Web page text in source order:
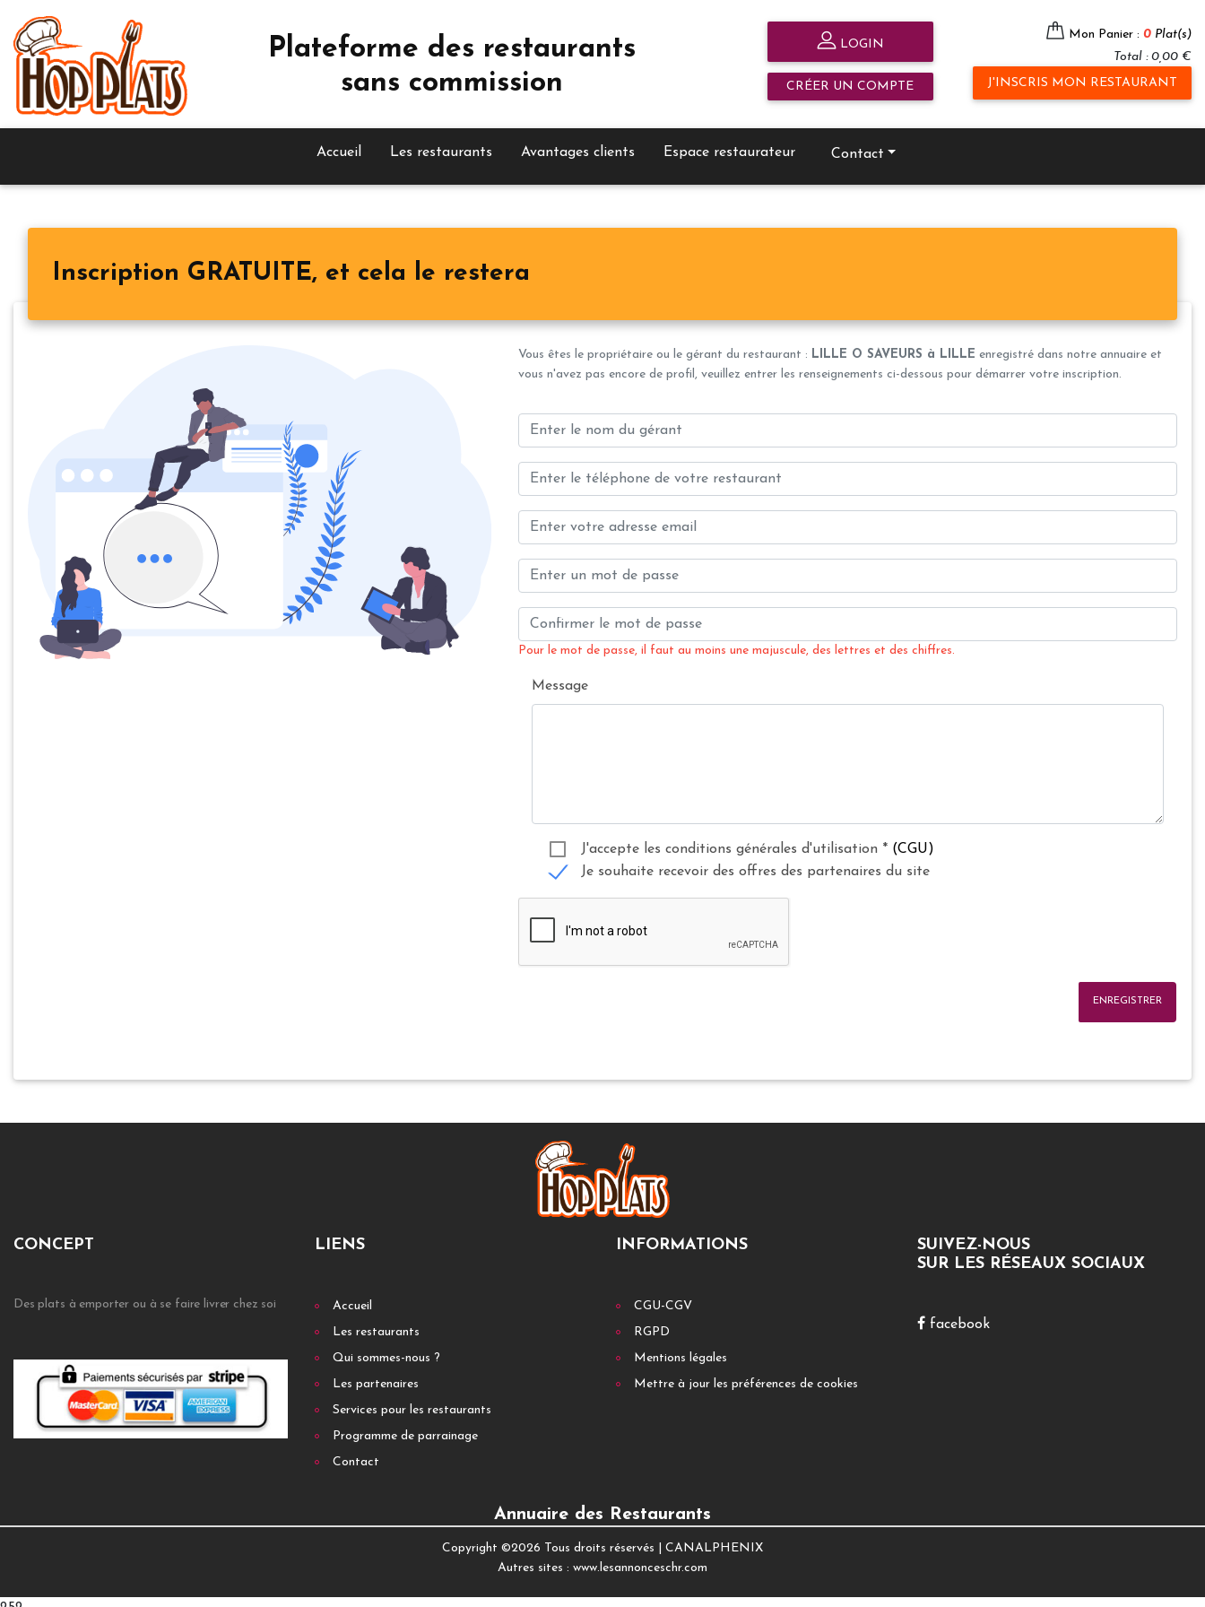
Plateforme des restaurants
sans commission
LOGIN
CRÉER UN COMPTE
Mon Panier : 0 Plat(s)
Total : 0,00 €
J'INSCRIS MON RESTAURANT
Accueil Les restaurants Avantages clients Espace restaurateur Contact
Inscription GRATUITE, et cela le restera
Vous êtes le propriétaire ou le gérant du restaurant : LILLE O SAVEURS à LILLE enregistré dans notre annuaire et
vous n'avez pas encore de profil, veuillez entrer les renseignements ci-dessous pour démarrer votre inscription.
Pour le mot de passe, il faut au moins une majuscule, des lettres et des chiffres.
Message
J'accepte les conditions générales d'utilisation * (CGU)
Je souhaite recevoir des offres des partenaires du site
ENREGISTRER
CONCEPT
Des plats à emporter ou à se faire livrer chez soi
LIENS
Accueil
Les restaurants
Qui sommes-nous ?
Les partenaires
Services pour les restaurants
Programme de parrainage
Contact
INFORMATIONS
CGU-CGV
RGPD
Mentions légales
Mettre à jour les préférences de cookies
SUIVEZ-NOUS
SUR LES RÉSEAUX SOCIAUX
facebook
Annuaire des Restaurants
Copyright ©2026 Tous droits réservés | CANALPHENIX
Autres sites : www.lesannonceschr.com